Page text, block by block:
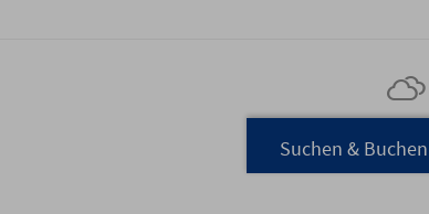
überspringen
Suchen & Buchen